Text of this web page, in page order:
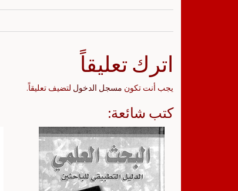
اترك تعليقاً
يجب أنت تكون مسجل الدخول لتضيف تعليقاً.
كتب شائعة: